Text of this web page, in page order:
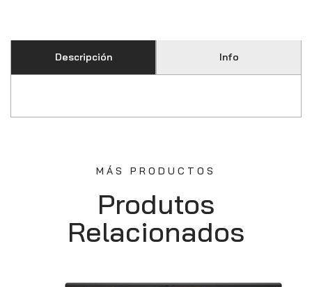
Descripción Info
MÁS PRODUCTOS
Produtos
Relacionados